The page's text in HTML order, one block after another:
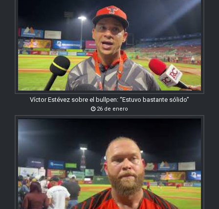
Víctor Estévez sobre el bullpen: “Estuvo bastante sólido”
26 de enero